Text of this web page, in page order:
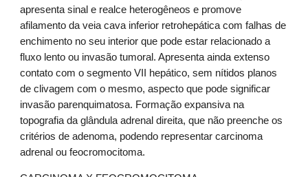
apresenta sinal e realce heterogêneos e promove
afilamento da veia cava inferior retrohepática com falhas de
enchimento no seu interior que pode estar relacionado a
fluxo lento ou invasão tumoral. Apresenta ainda extenso
contato com o segmento VII hepático, sem nítidos planos
de clivagem com o mesmo, aspecto que pode significar
invasão parenquimatosa. Formação expansiva na
topografia da glândula adrenal direita, que não preenche os
critérios de adenoma, podendo representar carcinoma
adrenal ou feocromocitoma.